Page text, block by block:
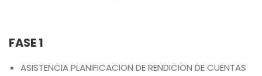
FASE 1
ASISTENCIA PLANIFICACION DE RENDICION DE CUENTAS